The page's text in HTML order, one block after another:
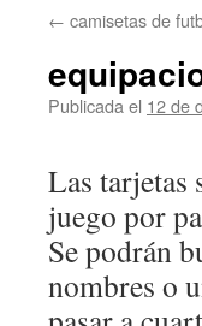
contenido
← camisetas de
Publicada el 12 de
Las tarjetas
juego por
Se podrán
nombres o